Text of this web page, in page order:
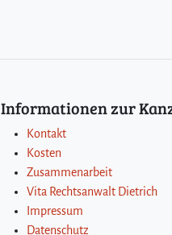
Informationen zur
Kontakt
Kosten
Zusammenarbeit
Vita Rechtsanwalt Dietrich
Impressum
Datenschutz